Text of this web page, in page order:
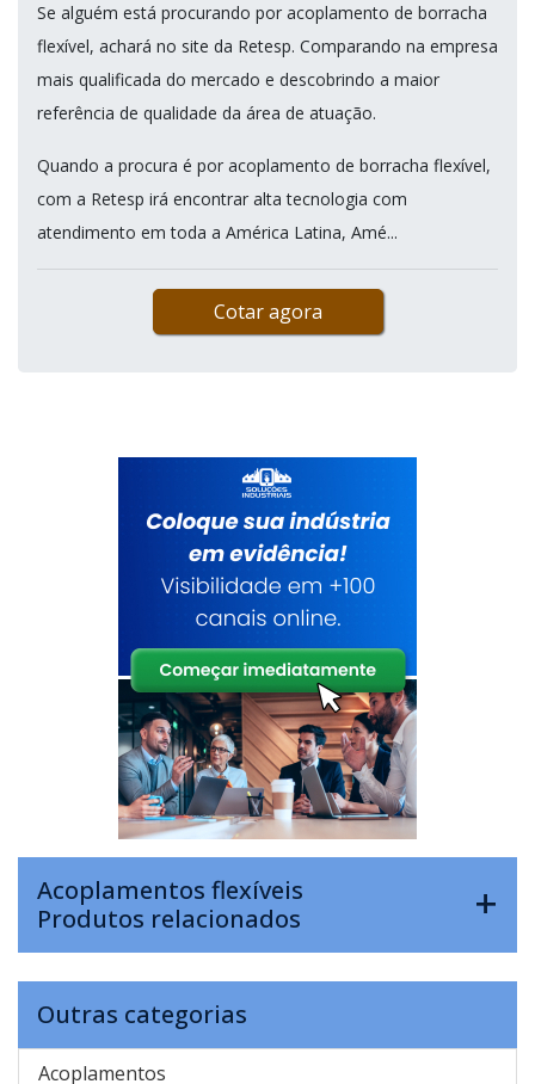
Se alguém está procurando por acoplamento de borracha
flexível, achará no site da Retesp. Comparando na empresa
mais qualificada do mercado e descobrindo a maior
referência de qualidade da área de atuação.
Quando a procura é por acoplamento de borracha flexível,
com a Retesp irá encontrar alta tecnologia com
atendimento em toda a América Latina, Amé...
Cotar agora
Acoplamentos flexíveis
Produtos relacionados
Outras categorias
Acoplamentos